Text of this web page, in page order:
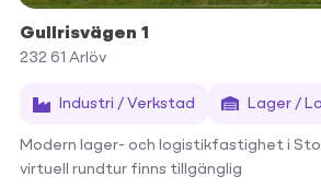
Gullrisvägen 1
232 61 Arlöv
Industri / Verkstad Lager /
Modern lager- och logistikfastighet i
virtuell rundtur finns tillgänglig